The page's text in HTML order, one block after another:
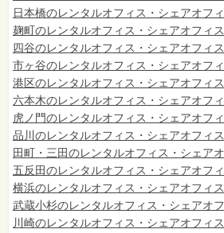
日本橋のレンタルオフィス・シェアオフ
麹町のレンタルオフィス・シェアオフィス
四谷のレンタルオフィス・シェアオフィス
市ヶ谷のレンタルオフィス・シェアオフ
港区のレンタルオフィス・シェアオフィス
六本木のレンタルオフィス・シェアオフ
虎ノ門のレンタルオフィス・シェアオフ
品川のレンタルオフィス・シェアオフィス
田町・三田のレンタルオフィス・シェア
五反田のレンタルオフィス・シェアオフ
横浜のレンタルオフィス・シェアオフィス
武蔵小杉のレンタルオフィス・シェアオ
川崎のレンタルオフィス・シェアオフィス